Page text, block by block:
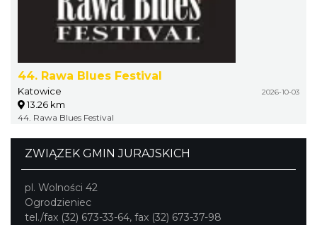
44. Rawa Blues Festival
Katowice 2026-10-03
13.26 km
44. Rawa Blues Festival
ZWIĄZEK GMIN JURAJSKICH
pl. Wolności 42
Ogrodzieniec
tel./fax (32) 673-33-64, fax (32) 673-37-98